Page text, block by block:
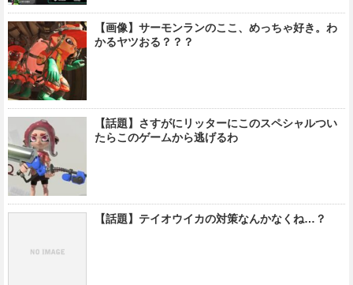
【画像】サーモンランのここ、めっちゃ好き。わ
かるヤツおる？？？
【話題】さすがにリッターにこのスペシャルつい
たらこのゲームから逃げるわ
【話題】テイオウイカの対策なんかなくね…？